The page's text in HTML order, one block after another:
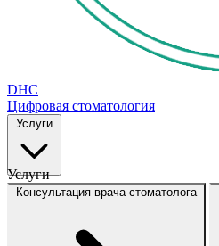
DHC
Цифровая стоматология
Услуги
Услуги
Консультация врача-стоматолога